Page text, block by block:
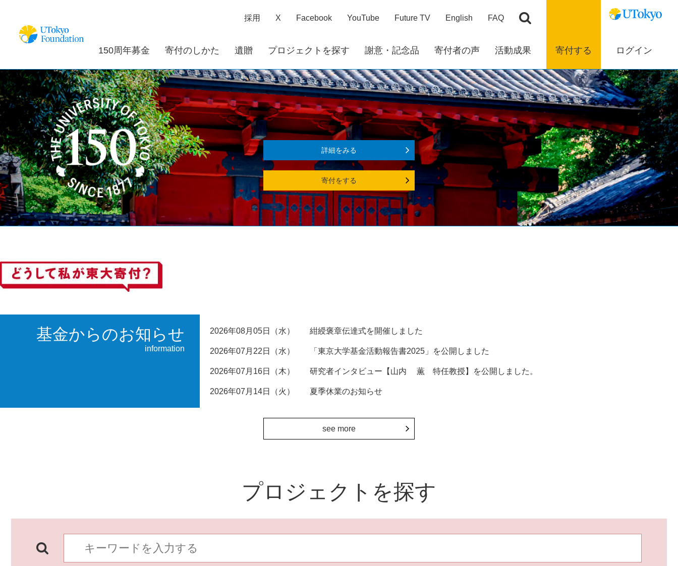
採用 X Facebook YouTube Future TV English FAQ
150周年募金 寄付のしかた 遺贈 プロジェクトを探す 謝意・記念品 寄付者の声 活動成果 寄付する ログイン
詳細をみる
寄付をする
基金からのお知らせ
information
2026年08月05日（水） 紺綬褒章伝達式を開催しました
2026年07月22日（水） 「東京大学基金活動報告書2025」を公開しました
2026年07月16日（木） 研究者インタビュー【山内 薫 特任教授】を公開しました。
2026年07月14日（火） 夏季休業のお知らせ
see more
プロジェクトを探す